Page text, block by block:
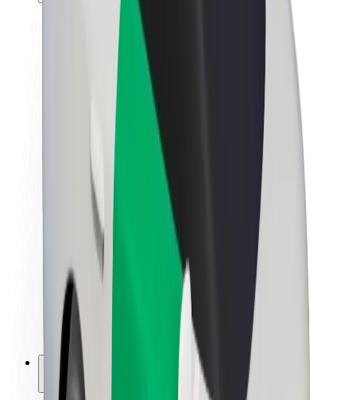
Apie „Bolt“
„Bolt“ tvarumo politika
Projektas „Zero“
Tinklaraštis
Naujienų centras
Prekių ženklo gairės
Misija
Investuotojams
Vadovybė
Prekės ženklas
Žiniasklaidai
„Urban Fund“
Saugumas